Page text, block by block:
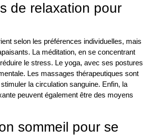
de relaxation pour
selon les préférences individuelles, mais
La méditation, en se concentrant
le stress. Le yoga, avec ses postures
Les massages thérapeutiques sont
la circulation sanguine. Enfin, la
peuvent également être des moyens
sommeil pour se